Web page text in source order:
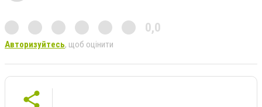
0,0
Авторизуйтесь, щоб оцінити